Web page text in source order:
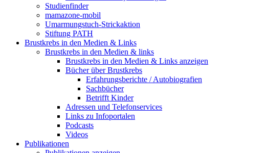
Studienfinder
mamazone-mobil
Umarmungstuch-Strickaktion
Stiftung PATH
Brustkrebs in den Medien & Links
Brustkrebs in den Medien & links
Brustkrebs in den Medien & Links anzeigen
Bücher über Brustkrebs
Erfahrungsberichte / Autobiografien
Sachbücher
Betrifft Kinder
Adressen und Telefonservices
Links zu Infoportalen
Podcasts
Videos
Publikationen